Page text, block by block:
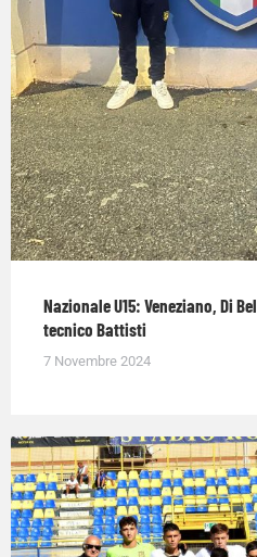
Nazionale U15: Veneziano, Di
tecnico Battisti
7 Novembre 2024